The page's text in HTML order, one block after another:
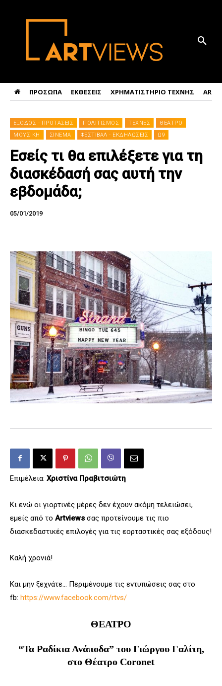
ΠΡΟΣΩΠΑ ΕΚΘΕΣΕΙΣ ΧΡΗΜΑΤΙΣΤΗΡΙΟ ΤΕΧΝΗΣ ART
ΕΞΟΔΟΣ - ΠΡΟΤΑΣΕΙΣ ΠΟΛΙΤΙΣΜΟΣ ΤΕΧΝΕΣ
ΘΕΑΤΡΟ
ΜΟΥΣΙΚΗ
ΣΙΝΕΜΑ ΦΕΣΤΙΒΑΛ - ΕΚΔΗΛΩΣΕΙΣ Ω9
Εσείς τι θα επιλέξετε για τη
διασκέδασή σας αυτή την
εβδομάδα;
05/01/2019
Επιμέλεια: Χριστίνα Πραβιτσιώτη
Κι ενώ οι γιορτινές μέρες δεν έχουν ακόμη τελειώσει,
εμείς από το Artviews σας προτείνουμε τις πιο
διασκεδαστικές επιλογές για τις εορταστικές σας εξόδους!
Καλή χρονιά!
Και μην ξεχνάτε… Περιμένουμε τις εντυπώσεις σας στο
fb: https://www.facebook.com/rtvs/
ΘΕΑΤΡΟ
“Τα Ραδίκια Ανάποδα” του Γιώργου Γαλίτη,
στο Θέατρο Coronet